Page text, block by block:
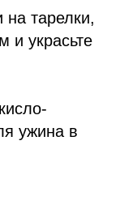
тарелки,
и украсьте
ужина в